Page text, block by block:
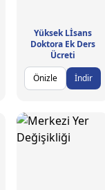
Yüksek Lİsans
Doktora Ek Ders
Ücreti
Önizle
İndir